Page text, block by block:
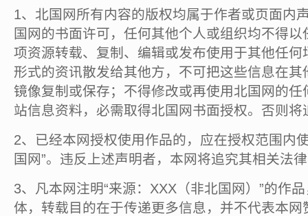
1、北国网所有内容的版权均属于作者或页面内
国网的书面许可，任何其他个人或组织均不得
项资源转载、复制、编辑或发布使用于其他任
形式的资讯散发给其他方，不可把这些信息在
镜像复制或保存；不得修改或再使用北国网的
站信息资料，必需取得北国网书面授权。否则将
2、已经本网授权使用作品的，应在授权范围内
国网”。违反上述声明者，本网将追究其相关法
3、凡本网注明“来源：XXX（非北国网）”的作
体，转载目的在于传递更多信息，并不代表本